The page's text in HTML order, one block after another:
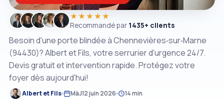
Besoin d'une porte blindée à Chennevières‑sur‑Marne
(94430)? Albert et Fils, votre serrurier d'urgence 24/7.
Devis gratuit et intervention rapide. Protégez votre
foyer dès aujourd'hui!
Albert et Fils MàJ12 juin 2026 14 min
★★★★★
Recommandé par 1435+ clients